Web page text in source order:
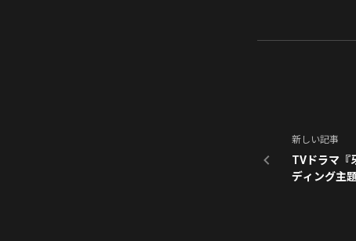
新しい記事
TVドラマ『
ディング主